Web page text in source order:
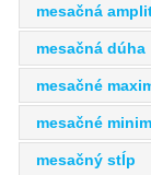
mesačná
mesačná dúha
mesačné
mesačné
mesačný stĺp